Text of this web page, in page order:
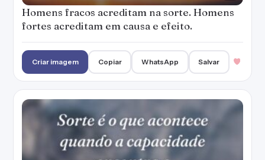
Homens fracos acreditam na sorte. Homens
fortes acreditam em causa e efeito.
Criar imagem Copiar WhatsApp Salvar